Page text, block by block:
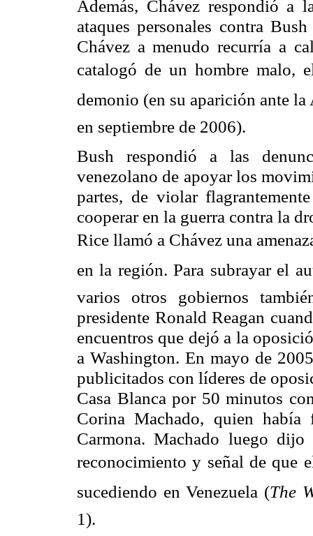
Además, Chávez respondió a
ataques personales contra
Chávez a menudo recurría a
catalogó de un hombre malo,
demonio (en su aparición ante
en septiembre de 2006).
Bush respondió a las
venezolano de apoyar los
partes, de violar
cooperar en la guerra contra la
Rice llamó a Chávez una
en la región. Para subrayar el
varios otros gobiernos
presidente Ronald Reagan
encuentros que dejó a la
a Washington. En mayo de
publicitados con líderes de
Casa Blanca por 50 minutos
Corina Machado, quien
Carmona. Machado luego
reconocimiento y señal de que
sucediendo en Venezuela (The
1).